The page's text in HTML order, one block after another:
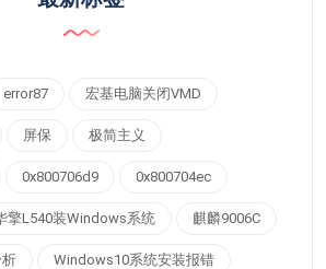
error87 宏基电脑关闭VMD
屏保 极简主义
0x800706d9 0x800704ec
擎L540装Windows系统 麒麟9006C
Windows10系统安装报错